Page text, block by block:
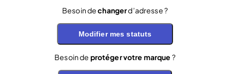
Besoin dechangerd’adresse ?
Modifier mes statuts
Besoin de protéger votre marque ?